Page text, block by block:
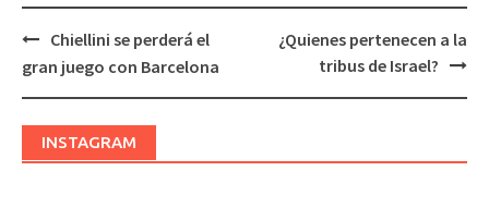
Post
navigation
Chiellini se perderá el
gran juego con Barcelona
¿Quienes pertenecen a la
tribus de Israel?
INSTAGRAM